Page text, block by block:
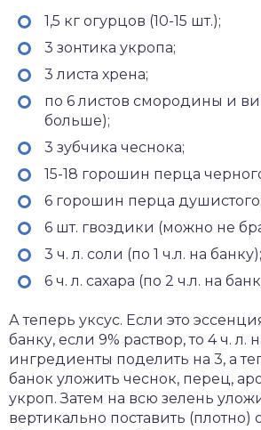
1,5 кг огурцов (10-15 шт.);
3 зонтика укропа;
3 листа хрена;
по 6 листов смородины и
больше);
3 зубчика чеснока;
15-18 горошин перца
6 горошин перца душистого;
6 шт. гвоздики (можно не
3 ч. л. соли (по 1 ч.л. на банку);
6 ч. л. сахара (по 2 ч.л. на
А теперь уксус. Если это
банку, если 9% раствор, то 4 ч. л.
ингредиенты поделить на 3, а
банок уложить чеснок, перец,
укроп. Затем на всю зелень
вертикально поставить (плотно)